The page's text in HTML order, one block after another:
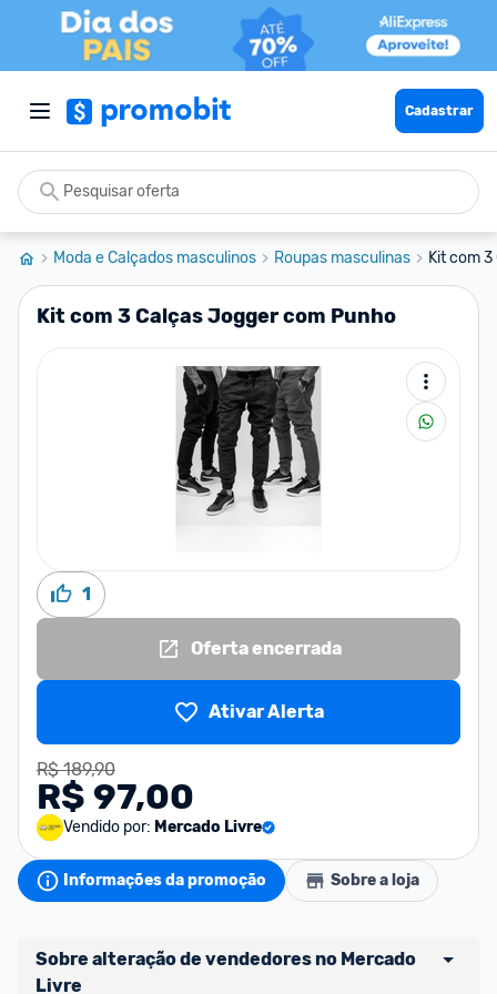
Cadastrar
Moda e Calçados masculinos Roupas masculinas Kit com
Kit com 3 Calças Jogger com Punho
1
Oferta encerrada
Ativar Alerta
R$ 189,90
R$ 97,00
Vendido por: Mercado Livre
Informações da promoção Sobre a loja
Sobre alteração de vendedores no Mercado
Livre